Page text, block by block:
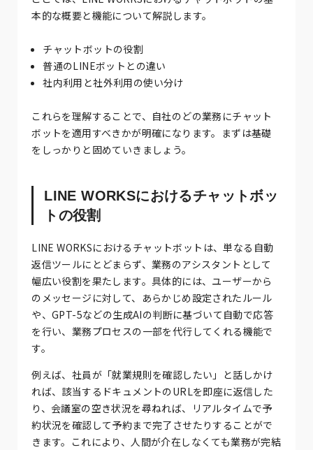
本的な概要と機能について解説します。
チャットボットの役割
普通のLINEボットとの違い
社内利用と社外利用の使い分け
これらを理解することで、自社のどの業務にチャット
ボットを適用すべきかが明確になります。まずは基礎
をしっかりと固めていきましょう。
LINE WORKSにおけるチャットボッ
トの役割
LINE WORKSにおけるチャットボットは、単なる自動
返信ツールにとどまらず、業務のアシスタントとして
幅広い役割を果たします。具体的には、ユーザーから
のメッセージに対して、あらかじめ設定されたルール
や、GPT-5などの生成AIの判断に基づいて自動で応答
を行い、業務プロセスの一部を代行してくれる機能で
す。
例えば、社員が「就業規則を確認したい」と話しかけ
れば、該当するドキュメントのURLを即座に返信した
り、会議室の空き状況を尋ねれば、リアルタイムで予
約状況を確認して予約まで完了させたりすることがで
きます。これにより、人間が介在しなくても業務が完結